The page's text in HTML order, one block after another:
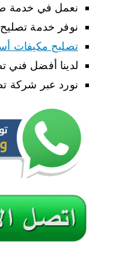
نعمل في خدمة
نوفر خدمة
تصليح مكيفات
لدينا أفضل فني
نورد عبر شركة